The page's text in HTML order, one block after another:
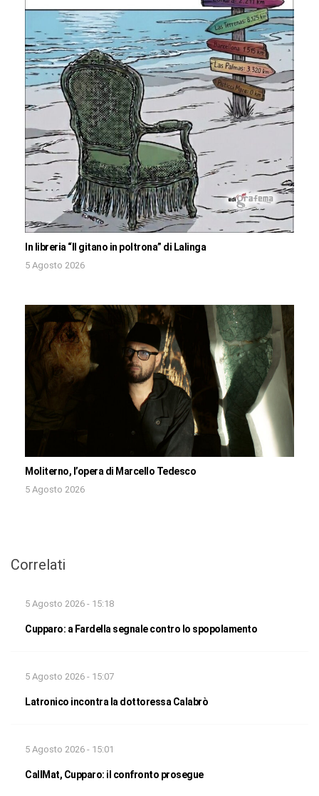
In libreria “Il gitano in poltrona” di Lalinga
5 Agosto 2026
Moliterno, l’opera di Marcello Tedesco
5 Agosto 2026
Correlati
5 Agosto 2026 - 15:18
Cupparo: a Fardella segnale contro lo spopolamento
5 Agosto 2026 - 15:07
Latronico incontra la dottoressa Calabrò
5 Agosto 2026 - 15:01
CallMat, Cupparo: il confronto prosegue